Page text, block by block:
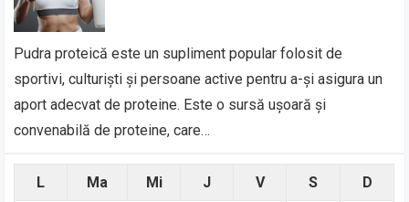
Pudra proteică este un supliment popular folosit de
sportivi, culturiști și persoane active pentru a-și asigura un
aport adecvat de proteine. Este o sursă ușoară și
convenabilă de proteine, care…
L Ma Mi J V S D